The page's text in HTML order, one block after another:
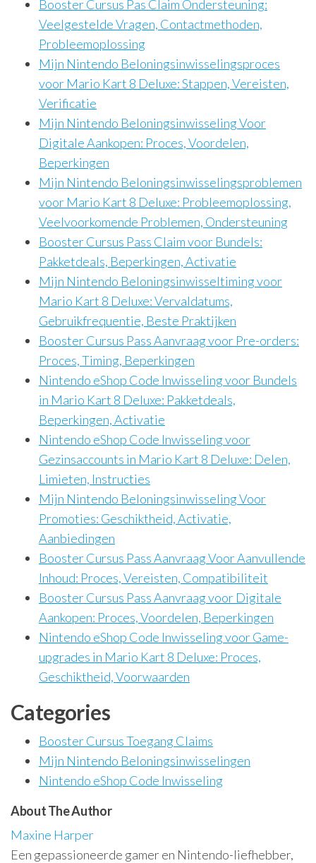
Booster Cursus Pas Claim Ondersteuning:
Veelgestelde Vragen, Contactmethoden,
Probleemoplossing
Mijn Nintendo Beloningsinwisselingsproces
voor Mario Kart 8 Deluxe: Stappen, Vereisten,
Verificatie
Mijn Nintendo Beloningsinwisseling Voor
Digitale Aankopen: Proces, Voordelen,
Beperkingen
Mijn Nintendo Beloningsinwisselingsproblemen
voor Mario Kart 8 Deluxe: Probleemoplossing,
Veelvoorkomende Problemen, Ondersteuning
Booster Cursus Pass Claim voor Bundels:
Pakketdeals, Beperkingen, Activatie
Mijn Nintendo Beloningsinwisseltiming voor
Mario Kart 8 Deluxe: Vervaldatums,
Gebruikfrequentie, Beste Praktijken
Booster Cursus Pass Aanvraag voor Pre-orders:
Proces, Timing, Beperkingen
Nintendo eShop Code Inwisseling voor Bundels
in Mario Kart 8 Deluxe: Pakketdeals,
Beperkingen, Activatie
Nintendo eShop Code Inwisseling voor
Gezinsaccounts in Mario Kart 8 Deluxe: Delen,
Limieten, Instructies
Mijn Nintendo Beloningsinwisseling Voor
Promoties: Geschiktheid, Activatie,
Aanbiedingen
Booster Cursus Pass Aanvraag Voor Aanvullende
Inhoud: Proces, Vereisten, Compatibiliteit
Booster Cursus Pass Aanvraag voor Digitale
Aankopen: Proces, Voordelen, Beperkingen
Nintendo eShop Code Inwisseling voor Game-
upgrades in Mario Kart 8 Deluxe: Proces,
Geschiktheid, Voorwaarden
Categories
Booster Cursus Toegang Claims
Mijn Nintendo Beloningsinwisselingen
Nintendo eShop Code Inwisseling
About The Author
Maxine Harper
Een gepassioneerde gamer en Nintendo-liefhebber,